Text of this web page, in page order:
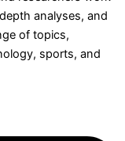
analyses, and
of topics,
sports, and